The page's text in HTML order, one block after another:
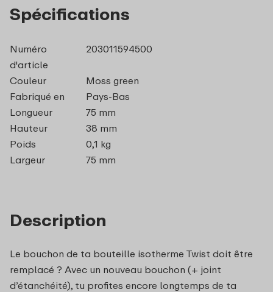
Description
Le bouchon de ta bouteille isotherme Twist doit être
remplacé ? Avec un nouveau bouchon (+ joint
d’étanchéité), tu profites encore longtemps de ta
Spécifications
Numéro
d'article
203011594500
Couleur
Moss green
Fabriqué en
Pays-Bas
Longueur
75 mm
Hauteur
38 mm
Poids
0,1 kg
Largeur
75 mm